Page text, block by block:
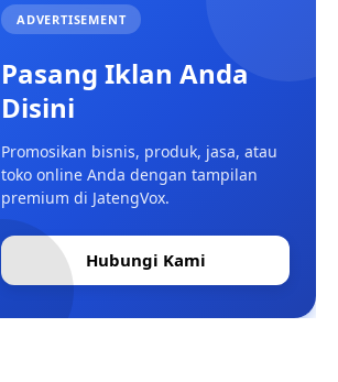
ADVERTISEMENT
Pasang Iklan Anda
Disini
Promosikan bisnis, produk, jasa, atau
toko online Anda dengan tampilan
premium di JatengVox.
Hubungi Kami